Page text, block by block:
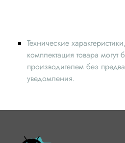
Технические
комплектация товара могут
производителем без
уведомления.